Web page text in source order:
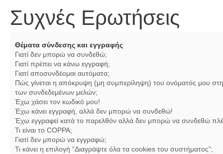
Συχνές Ερωτήσεις
Θέματα σύνδεσης και εγγραφής
Γιατί δεν μπορώ να συνδεθώ;
Γιατί πρέπει να κάνω εγγραφή;
Γιατί αποσυνδέομαι αυτόματα;
Πώς γίνεται η απόκρυψη (μη συμπερίληψη) του ονόματός μου στη
των συνδεδεμένων μελών;
Έχω χάσει τον κωδικό μου!
Έχω κάνει εγγραφή, αλλά δεν μπορώ να συνδεθώ!
Έχω εγγραφεί κατά το παρελθόν αλλά δεν μπορώ να συνδεθώ
Τι είναι το COPPA;
Γιατί δεν μπορώ να εγγραφώ;
Τι κάνει η επιλογή “Διαγράψτε όλα τα cookies του συστήματος”;